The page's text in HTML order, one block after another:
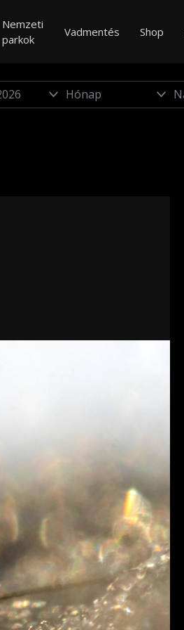
Nemzeti
parkok
Vadmentés Shop